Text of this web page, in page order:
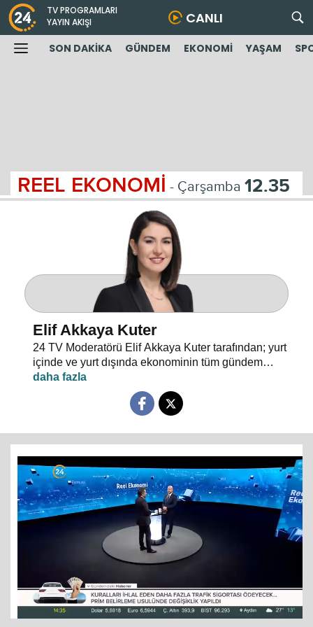
TV PROGRAMLARI
YAYIN AKIŞI
CANLI
SON DAKİKA GÜNDEM EKONOMİ YAŞAM
REEL EKONOMİ - Çarşamba 12.35
Elif Akkaya Kuter
24 TV Moderatörü Elif Akkaya Kuter tarafından; yurt
içinde ve yurt dışında ekonominin tüm gündem
maddeleri ve alanında uzman stüdyo konuklarıyla
sebep sonuç ilişkileri analiz ediliyor.